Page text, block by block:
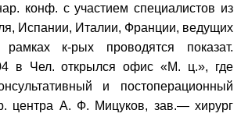
конф. с участием специалистов из
Испании, Италии, Франции, ведущих
к-рых проводятся показат.
в Чел. открылся офис «М. ц.», где
и постоперационный
центра А. Ф. Мицуков, зав.— хирург